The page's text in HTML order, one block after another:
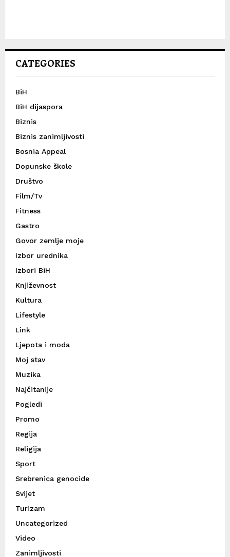
CATEGORIES
BiH
BiH dijaspora
Biznis
Biznis zanimljivosti
Bosnia Appeal
Dopunske škole
Društvo
Film/Tv
Fitness
Gastro
Govor zemlje moje
Izbor urednika
Izbori BiH
Književnost
Kultura
Lifestyle
Link
Ljepota i moda
Moj stav
Muzika
Najčitanije
Pogledi
Promo
Regija
Religija
Sport
Srebrenica genocide
Svijet
Turizam
Uncategorized
Video
Zanimljivosti